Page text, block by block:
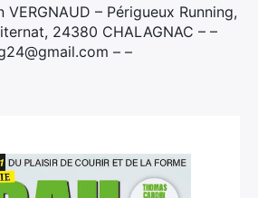
– Périgueux Running,
24380 CHALAGNAC – –
– –